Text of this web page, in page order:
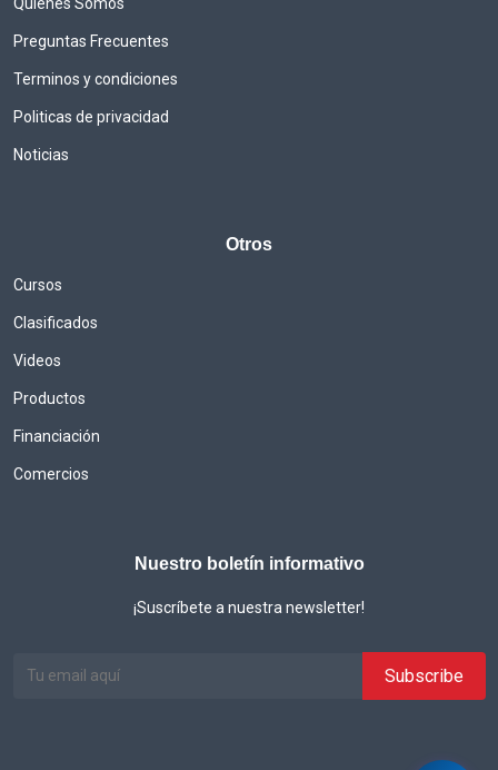
Quienes Somos
Preguntas Frecuentes
Terminos y condiciones
Politicas de privacidad
Noticias
Otros
Cursos
Clasificados
Videos
Productos
Financiación
Comercios
Nuestro boletín informativo
¡Suscríbete a nuestra newsletter!